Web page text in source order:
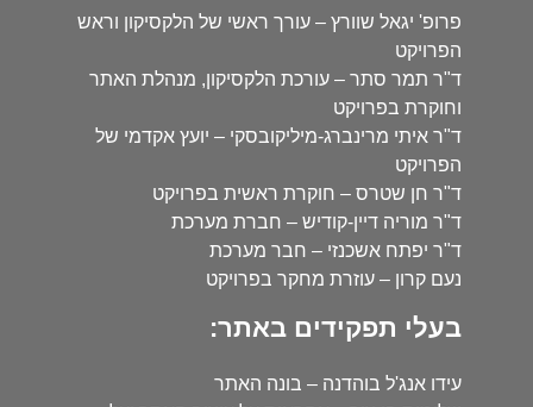
פרופ' יגאל שוורץ – עורך ראשי של הלקסיקון וראש
הפרויקט
ד"ר תמר סתר – עורכת הלקסיקון, מנהלת האתר
וחוקרת בפרויקט
ד"ר איתי מרינברג-מיליקובסקי – יועץ אקדמי של
הפרויקט
ד"ר חן שטרס – חוקרת ראשית בפרויקט
ד"ר מוריה דיין-קודיש – חברת מערכת
ד"ר יפתח אשכנזי – חבר מערכת
נעם קרון – עוזרת מחקר בפרויקט
בעלי תפקידים באתר:
עידו אנג'ל בוהדנה – בונה האתר